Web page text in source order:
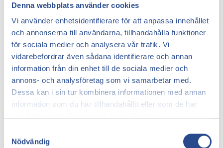
Denna webbplats använder cookies
Vi använder enhetsidentifierare för att anpassa innehållet
och annonserna till användarna, tillhandahålla funktioner
för sociala medier och analysera vår trafik. Vi
vidarebefordrar även sådana identifierare och annan
information från din enhet till de sociala medier och
annons- och analysföretag som vi samarbetar med.
Dessa kan i sin tur kombinera informationen med annan
information som du har tillhandahållit eller som de har
Nödvändig
och direkt återgå till vardagen. Det finns dock även
saker man kan göra innan man överväger medicinska
ingrepp.
Det kan du själv göra för att förebygga eller
förbättra åderbråck i benen:
Kompressionsstrumpor: För att underlätta
åderbråck i benet så är det bra att använda
kompressionsstrumpor för att stödja venerna och
eller sitter under längre perioder.